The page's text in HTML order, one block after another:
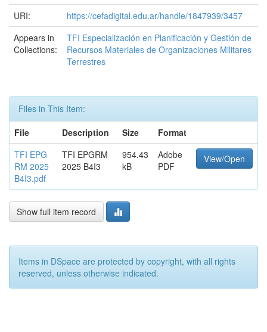
URI:
https://cefadigital.edu.ar/handle/1847939/3457
Appears in
Collections:
TFI Especialización en Planificación y Gestión de
Recursos Materiales de Organizaciones Militares
Terrestres
Files in This Item:
File
Description Size
Format
TFI EPG
RM 2025
B4I3.pdf
TFI EPGRM
2025 B4I3
954.43
kB
Adobe
PDF
View/Open
Show full item record
Items in DSpace are protected by copyright, with all rights
reserved, unless otherwise indicated.